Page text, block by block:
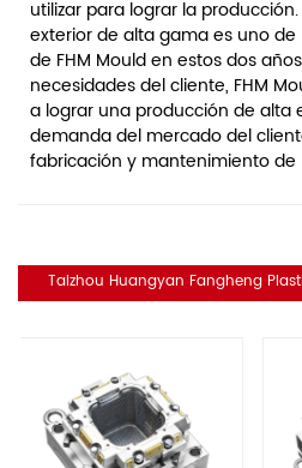
utilizar para lograr la
exterior de alta gama es uno
de FHM Mould en estos dos
necesidades del cliente, FHM
a lograr una producción de alta
demanda del mercado del
fabricación y mantenimiento de
Taizhou Huangyan Fangheng